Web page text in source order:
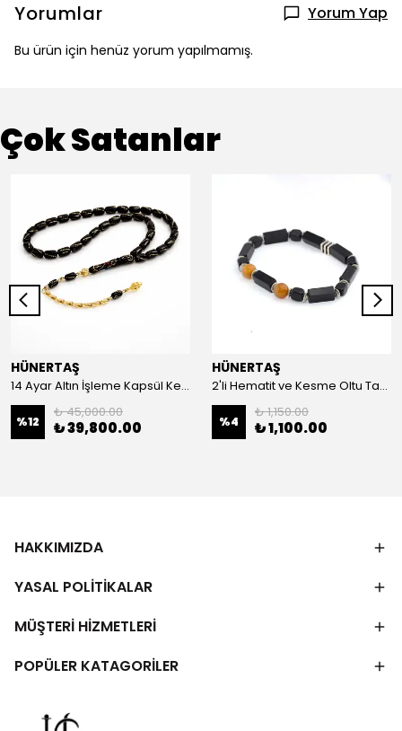
Yorumlar Yorum Yap
Bu ürün için henüz yorum yapılmamış.
Çok Satanlar
HÜNERTAŞ
14 Ayar Altın İşleme Kapsül Kesim Oltu Taşı Tespih
%12
₺ 45,000.00
₺ 39,800.00
HÜNERTAŞ
2'li Hematit ve Kesme Oltu Taşı Bileklik
%4
₺ 1,150.00
₺ 1,100.00
HAKKIMIZDA
YASAL POLİTİKALAR
MÜŞTERİ HİZMETLERİ
POPÜLER KATAGORİLER